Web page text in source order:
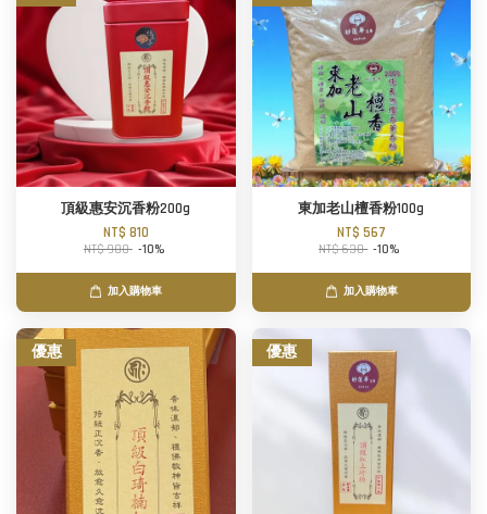
頂級惠安沉香粉200g
NT$ 810
NT$ 900 -10%
加入購物車
東加老山檀香粉100g
NT$ 567
NT$ 630 -10%
加入購物車
優惠 優惠